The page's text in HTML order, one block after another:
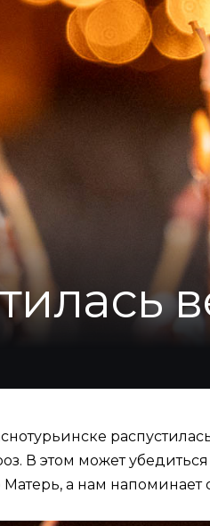
В этом может
а нам напоминает